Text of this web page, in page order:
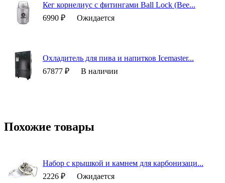
Кег корнелиус с фитингами Ball Lock (Bee...
6990 ₽
Ожидается
Охладитель для пива и напитков Icemaster...
67877 ₽
В наличии
Похожие товары
Набор с крышкой и камнем для карбонизаци...
2226 ₽
Ожидается